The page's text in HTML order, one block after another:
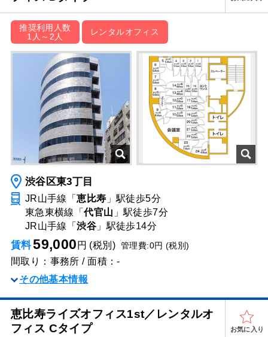
推奨利用人数
1人～2人
レンタルオフィス
渋谷区東3丁目
JR山手線「恵比寿 」駅徒歩5分
東急東横線「代官山 」駅徒歩7分
JR山手線「渋谷 」駅徒歩14分
賃料59,000 円 (税別) 管理費:0円 (税別)
間取り：事務所 / 面積：-
その他基本情報
恵比寿ライズオフィス1st／レンタルオ
フィス Cタイプ
お気に入り